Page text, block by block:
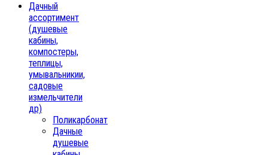
Дачный
ассортимент
(душевые
кабины,
компостеры,
теплицы,
умывальникии,
садовые
измельчители
др)
Поликарбонат
Дачные
душевые